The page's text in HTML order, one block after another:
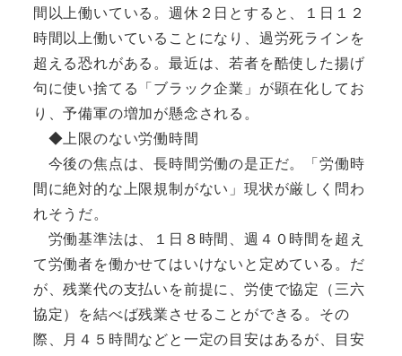
間以上働いている。週休２日とすると、１日１２
時間以上働いていることになり、過労死ラインを
超える恐れがある。最近は、若者を酷使した揚げ
句に使い捨てる「ブラック企業」が顕在化してお
り、予備軍の増加が懸念される。
◆上限のない労働時間
今後の焦点は、長時間労働の是正だ。「労働時
間に絶対的な上限規制がない」現状が厳しく問わ
れそうだ。
労働基準法は、１日８時間、週４０時間を超え
て労働者を働かせてはいけないと定めている。だ
が、残業代の支払いを前提に、労使で協定（三六
協定）を結べば残業させることができる。その
際、月４５時間などと一定の目安はあるが、目安